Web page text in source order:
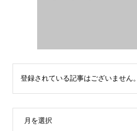
登録されている記事はございません。
月を選択